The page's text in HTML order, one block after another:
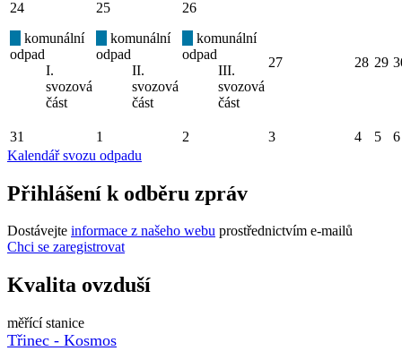
24
komunální
odpad
I.
svozová
část
25
komunální
odpad
II.
svozová
část
26
komunální
odpad
III.
svozová
část
27 28 29
31 1 2 3 4 5
6
Kalendář svozu odpadu
Přihlášení k odběru zpráv
Dostávejte informace z našeho webu prostřednictvím e-mailů
Chci se zaregistrovat
Kvalita ovzduší
měřící stanice
Třinec - Kosmos